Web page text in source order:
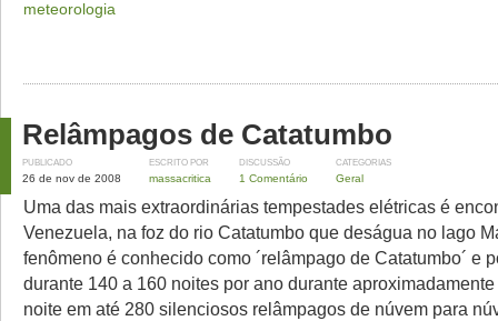
meteorologia
Relâmpagos de Catatumbo
PUBLICADO
26 de nov de 2008
ESCRITO POR
massacritica
DISCUSSÃO
1 Comentário
CATEGORIAS
Geral
Uma das mais extraordinárias tempestades elétricas é
Venezuela, na foz do rio Catatumbo que deságua no lago
fenômeno é conhecido como ´relâmpago de Catatumbo´ e
durante 140 a 160 noites por ano durante
noite em até 280 silenciosos relâmpagos de núvem para